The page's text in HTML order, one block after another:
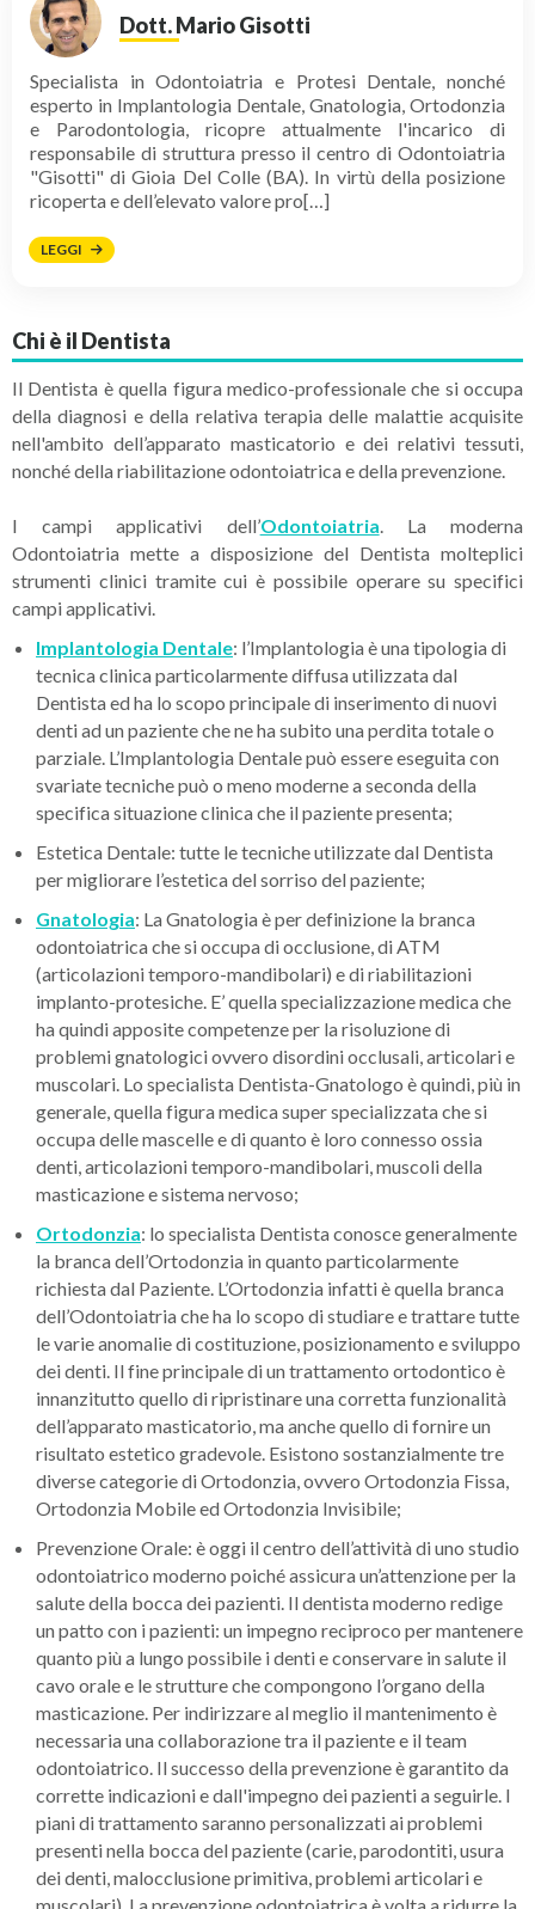
Dott. Mario Gisotti
Specialista in Odontoiatria e Protesi Dentale, nonché
esperto in Implantologia Dentale, Gnatologia, Ortodonzia
e Parodontologia, ricopre attualmente l'incarico di
responsabile di struttura presso il centro di Odontoiatria
"Gisotti" di Gioia Del Colle (BA). In virtù della posizione
ricoperta e dell’elevato valore pro[…]
LEGGI
Chi è il Dentista
Il Dentista è quella figura medico-professionale che si occupa
della diagnosi e della relativa terapia delle malattie acquisite
nell'ambito dell’apparato masticatorio e dei relativi tessuti,
nonché della riabilitazione odontoiatrica e della prevenzione.
I campi applicativi dell’Odontoiatria. La moderna
Odontoiatria mette a disposizione del Dentista molteplici
strumenti clinici tramite cui è possibile operare su specifici
campi applicativi.
Implantologia Dentale: l’Implantologia è una tipologia di
tecnica clinica particolarmente diffusa utilizzata dal
Dentista ed ha lo scopo principale di inserimento di nuovi
denti ad un paziente che ne ha subito una perdita totale o
parziale. L’Implantologia Dentale può essere eseguita con
svariate tecniche può o meno moderne a seconda della
specifica situazione clinica che il paziente presenta;
Estetica Dentale: tutte le tecniche utilizzate dal Dentista
per migliorare l’estetica del sorriso del paziente;
Gnatologia: La Gnatologia è per definizione la branca
odontoiatrica che si occupa di occlusione, di ATM
(articolazioni temporo-mandibolari) e di riabilitazioni
implanto-protesiche. E’ quella specializzazione medica che
ha quindi apposite competenze per la risoluzione di
problemi gnatologici ovvero disordini occlusali, articolari e
muscolari. Lo specialista Dentista-Gnatologo è quindi, più in
generale, quella figura medica super specializzata che si
occupa delle mascelle e di quanto è loro connesso ossia
denti, articolazioni temporo-mandibolari, muscoli della
masticazione e sistema nervoso;
Ortodonzia: lo specialista Dentista conosce generalmente
la branca dell’Ortodonzia in quanto particolarmente
richiesta dal Paziente. L’Ortodonzia infatti è quella branca
dell’Odontoiatria che ha lo scopo di studiare e trattare tutte
le varie anomalie di costituzione, posizionamento e sviluppo
dei denti. Il fine principale di un trattamento ortodontico è
innanzitutto quello di ripristinare una corretta funzionalità
dell’apparato masticatorio, ma anche quello di fornire un
risultato estetico gradevole. Esistono sostanzialmente tre
diverse categorie di Ortodonzia, ovvero Ortodonzia Fissa,
Ortodonzia Mobile ed Ortodonzia Invisibile;
Prevenzione Orale: è oggi il centro dell’attività di uno studio
odontoiatrico moderno poiché assicura un’attenzione per la
salute della bocca dei pazienti. Il dentista moderno redige
un patto con i pazienti: un impegno reciproco per mantenere
quanto più a lungo possibile i denti e conservare in salute il
cavo orale e le strutture che compongono l’organo della
masticazione. Per indirizzare al meglio il mantenimento è
necessaria una collaborazione tra il paziente e il team
odontoiatrico. Il successo della prevenzione è garantito da
corrette indicazioni e dall'impegno dei pazienti a seguirle. I
piani di trattamento saranno personalizzati ai problemi
presenti nella bocca del paziente (carie, parodontiti, usura
dei denti, malocclusione primitiva, problemi articolari e